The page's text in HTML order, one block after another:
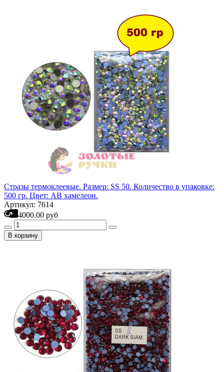
Стразы термоклеевые. Размер: SS 50. Количество в упаковке:
500 гр. Цвет: АВ хамелеон.
Артикул: 7614
4000.00 руб
В корзину